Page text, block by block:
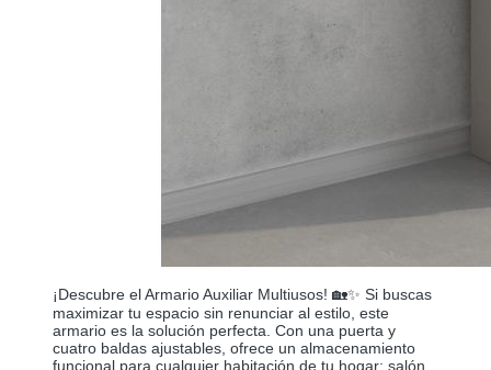
¡Descubre el Armario Auxiliar Multiusos! 🏡✨ Si buscas
maximizar tu espacio sin renunciar al estilo, este
armario es la solución perfecta. Con una puerta y
cuatro baldas ajustables, ofrece un almacenamiento
funcional para cualquier habitación de tu hogar: salón,